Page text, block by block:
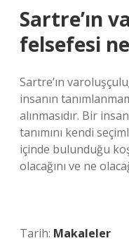
Sartre’ın
felsefesi
Sartre’ın
insanın
alınmasıdır. Bir
tanımını kendi
içinde bulunduğu
olacağını ve ne
Tarih: Makaleler